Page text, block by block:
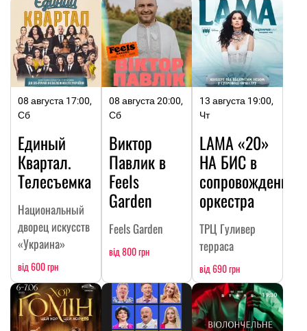
08 августа 17:00,
Сб
Единый
Квартал.
Телесъемка
Национальный
дворец искусств
«Украина»
від 600 грн
08 августа 20:00,
Сб
Виктор
Павлик в
Feels
Garden
Feels Garden
від 800 грн
13 августа 19:00,
Чт
LAMA «20»
НА БИC в
сопровождении
оркестра
ТРЦ Гуливер
терраса
від 690 грн